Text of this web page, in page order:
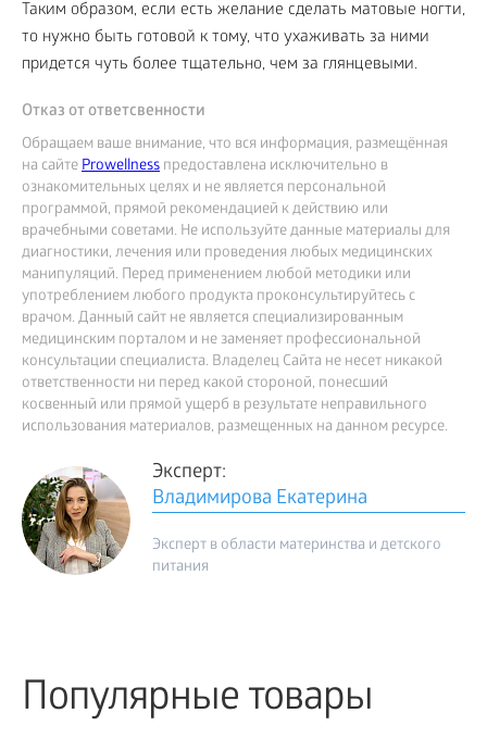
Таким образом, если есть желание сделать матовые ногти,
то нужно быть готовой к тому, что ухаживать за ними
придется чуть более тщательно, чем за глянцевыми.
Отказ от ответсвенности
Обращаем ваше внимание, что вся информация, размещённая
на сайтеProwellness предоставлена исключительно в
ознакомительных целях и не является персональной
программой, прямой рекомендацией к действию или
врачебными советами. Не используйте данные материалы для
диагностики, лечения или проведения любых медицинских
манипуляций. Перед применением любой методики или
употреблением любого продукта проконсультируйтесь с
врачом. Данный сайт не является специализированным
медицинским порталом и не заменяет профессиональной
консультации специалиста. Владелец Сайта не несет никакой
ответственности ни перед какой стороной, понесший
косвенный или прямой ущерб в результате неправильного
использования материалов, размещенных на данном ресурсе.
Эксперт:
Владимирова Екатерина
Эксперт в области материнства и детского
питания
Популярные товары